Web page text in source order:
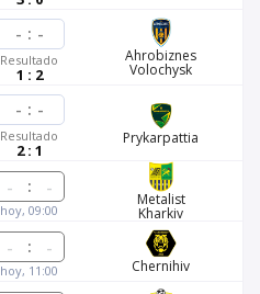
- : -
Resultado
1 : 2
Ahrobiznes
Volochysk
- : -
Resultado
2 : 1
Prykarpattia
:
hoy, 09:00
Metalist
Kharkiv
:
hoy, 11:00 Chernihiv